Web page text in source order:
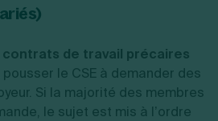
contrats de travail précaires
le CSE à demander des
Si la majorité des membres
le sujet est mis à l’ordre